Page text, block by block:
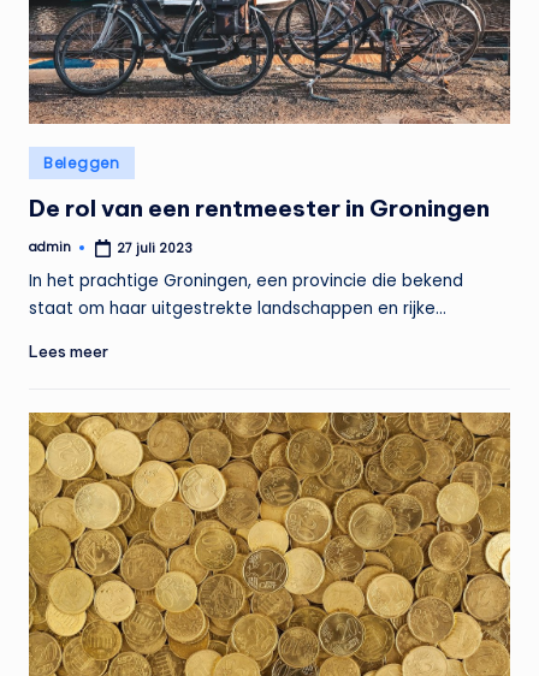
Geplaatst
in
Beleggen
De rol van een rentmeester in Groningen
Geplaatst
admin 27 juli 2023
In het prachtige Groningen, een provincie die bekend
staat om haar uitgestrekte landschappen en rijke…
Lees meer